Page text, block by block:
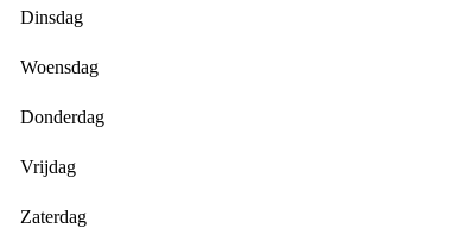
Dinsdag
Woensdag
Donderdag
Vrijdag
Zaterdag